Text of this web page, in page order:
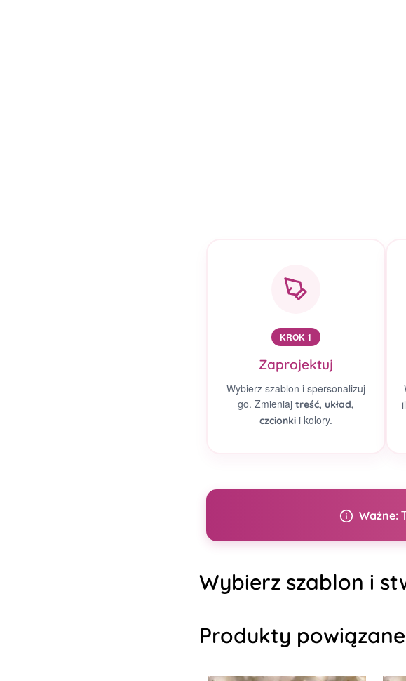
KROK 1
Zaprojektuj
Wybierz szablon i spersonalizuj
go. Zmieniaj treść, układ,
czcionkii kolory.
Ważne:
Wybierz szablon i
Produkty powiązane